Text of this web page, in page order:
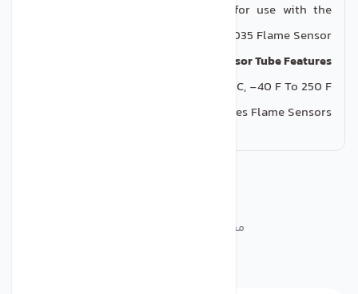
part for this device, also suitable for use with the
Honeywell C7035 Flame Sensor.
UV Flame Sensor Tube Features
Temperature Range -40 to -121 C, -40 F To 250 F
For Use with C7035 And C7061 Series Flame Sensors
محصولات مشابه 129464N